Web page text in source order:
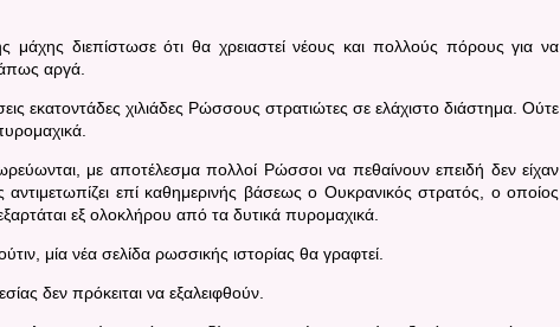
μάχης διεπίστωσε ότι θα χρειαστεί νέους και πολλούς πόρους για να
αργά.
εκατοντάδες χιλιάδες Ρώσσους στρατιώτες σε ελάχιστο διάστημα. Ούτε
με αποτέλεσμα πολλοί Ρώσσοι να πεθαίνουν επειδή δεν είχαν
επί καθημερινής βάσεως ο Ουκρανικός στρατός, ο οποίος
εξ ολοκλήρου από τα δυτικά πυρομαχικά.
μία νέα σελίδα ρωσσικής ιστορίας θα γραφτεί.
δεν πρόκειται να εξαλειφθούν.